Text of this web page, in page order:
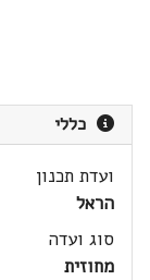
כללי
ועדת תכנון
הראל
סוג ועדה
מחוזית